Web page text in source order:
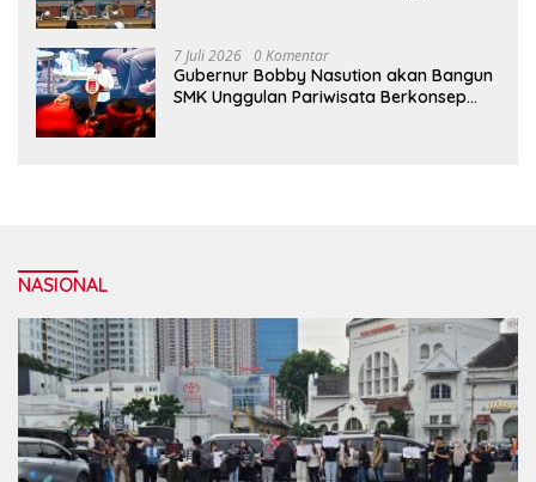
7 Juli 2026 0 Komentar
Gubernur Bobby Nasution akan Bangun
SMK Unggulan Pariwisata Berkonsep
NASIONAL